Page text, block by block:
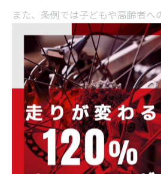
また、条例では子どもや高齢者へ
定期的な自転車点検の推奨も盛
の自転車ショップや自治体が連
安全教室を開催するなど、事故
でいます。
条例内容は随時改正されるため
のホームページで確認しましょう
も、保険の加入状況や装備の適
とが、事故ゼロへの第一歩です。